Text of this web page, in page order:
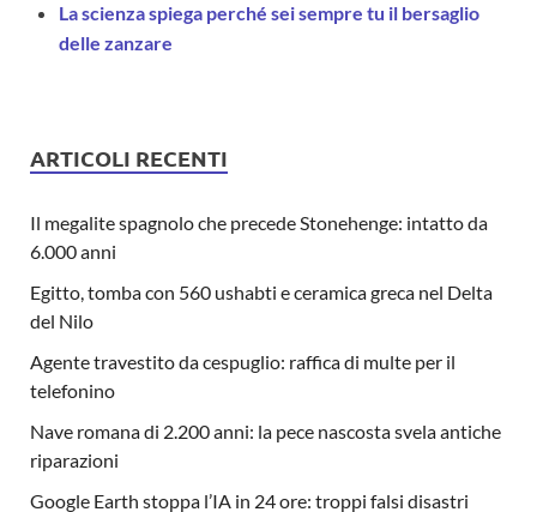
La scienza spiega perché sei sempre tu il bersaglio
delle zanzare
ARTICOLI RECENTI
Il megalite spagnolo che precede Stonehenge: intatto da
6.000 anni
Egitto, tomba con 560 ushabti e ceramica greca nel Delta
del Nilo
Agente travestito da cespuglio: raffica di multe per il
telefonino
Nave romana di 2.200 anni: la pece nascosta svela antiche
riparazioni
Google Earth stoppa l’IA in 24 ore: troppi falsi disastri